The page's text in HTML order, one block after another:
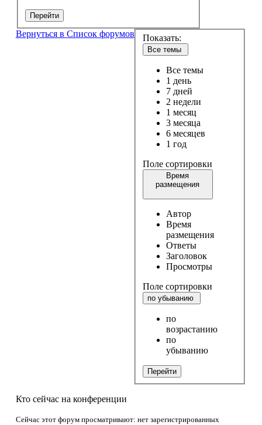
Перейти
Вернуться в Список форумов Показать:
Все темы
Все темы
1 день
7 дней
2 недели
1 месяц
3 месяца
6 месяцев
1 год
Поле сортировки
Время
размещения
Автор
Время
размещения
Ответы
Заголовок
Просмотры
Поле сортировки
по убыванию
по
возрастанию
по
убыванию
Перейти
Кто сейчас на конференции
Сейчас этот форум просматривают: нет зарегистрированных